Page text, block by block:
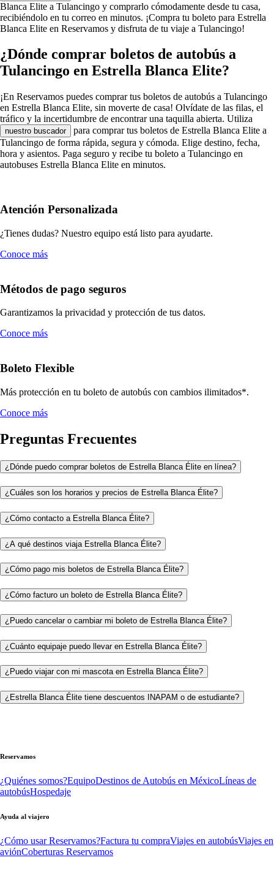
Blanca Elite a Tulancingo y comprarlo cómodamente desde tu casa,
recibiéndolo en tu correo en minutos. ¡Compra tu boleto para Estrella
Blanca Elite en Reservamos y disfruta de tu viaje a Tulancingo!
¿Dónde comprar boletos de autobús a
Tulancingo en Estrella Blanca Elite?
¡En Reservamos puedes comprar tus boletos de autobús a Tulancingo
en Estrella Blanca Elite, sin moverte de casa! Olvídate de las filas, el
tráfico y la incertidumbre de encontrar una taquilla abierta. Utiliza
nuestro buscador
para comprar tus boletos de Estrella Blanca Elite a
Tulancingo de forma rápida, segura y cómoda. Elige destino, fecha,
hora y asientos. Paga seguro y recibe tu boleto a Tulancingo en
autobuses Estrella Blanca Elite en minutos.
Atención Personalizada
¿Tienes dudas? Nuestro equipo está listo para ayudarte.
Conoce más
Métodos de pago seguros
Garantizamos la privacidad y protección de tus datos.
Conoce más
Boleto Flexible
Más protección en tu boleto de autobús con cambios ilimitados*.
Conoce más
Preguntas Frecuentes
¿Dónde puedo comprar boletos de Estrella Blanca Élite en línea?
¿Cuáles son los horarios y precios de Estrella Blanca Élite?
¿Cómo contacto a Estrella Blanca Élite?
¿A qué destinos viaja Estrella Blanca Élite?
¿Cómo pago mis boletos de Estrella Blanca Élite?
¿Cómo facturo un boleto de Estrella Blanca Élite?
¿Puedo cancelar o cambiar mi boleto de Estrella Blanca Élite?
¿Cuánto equipaje puedo llevar en Estrella Blanca Élite?
¿Puedo viajar con mi mascota en Estrella Blanca Élite?
¿Estrella Blanca Élite tiene descuentos INAPAM o de estudiante?
Reservamos
¿Quiénes somos?EquipoDestinos de Autobús en MéxicoLíneas de
autobúsHospedaje
Ayuda al viajero
¿Cómo usar Reservamos?Factura tu compraViajes en autobúsViajes en
aviónCoberturas Reservamos